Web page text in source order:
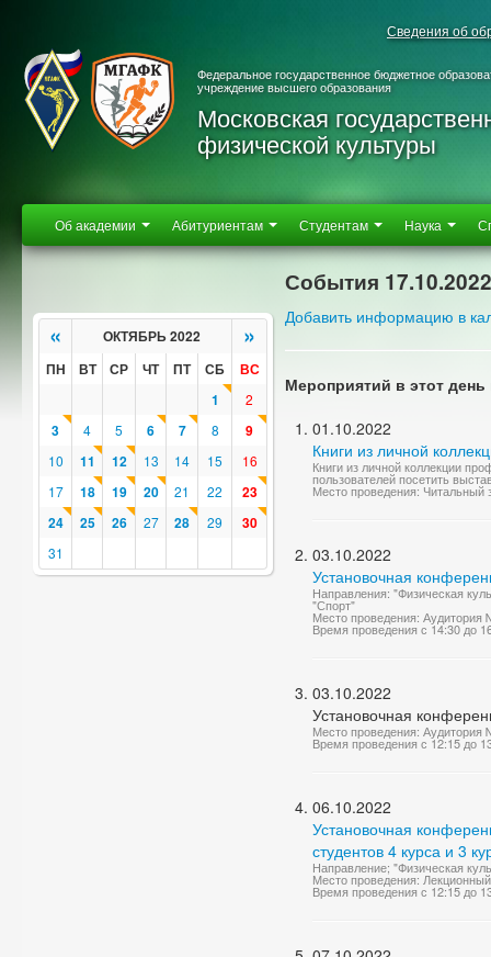
Сведения об
Федеральное государственное бюджетное
учреждение высшего образования
Московская
физической культуры
Об академии Абитуриентам Студентам Наука
« ОКТЯБРЬ 2022 »
ПН ВТ СР ЧТ ПТ СБ
ВС
1
2
3 4 5 6 7 8 9
10 11 12 13 14 15
16
17
18 19 20 21 22
23
24
25 26 27 28 29 30
31
События 17.10.2022
Добавить информацию в
Мероприятий в этот день
01.10.2022
Книги из личной
Книги из личной коллекции
пользователей посетить
Место проведения:
03.10.2022
Установочная
Направления: "Физическая
"Спорт"
Место проведения:
Время проведения с 14:30 до
03.10.2022
Установочная
Место проведения:
Время проведения с 12:15 до
06.10.2022
Установочная
студентов 4 курса и 3
Направление; "Физическая
Место проведения:
Время проведения с 12:15 до